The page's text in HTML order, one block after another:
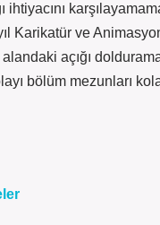
ihtiyacını
Karikatür ve
açığı
bölüm mezunları